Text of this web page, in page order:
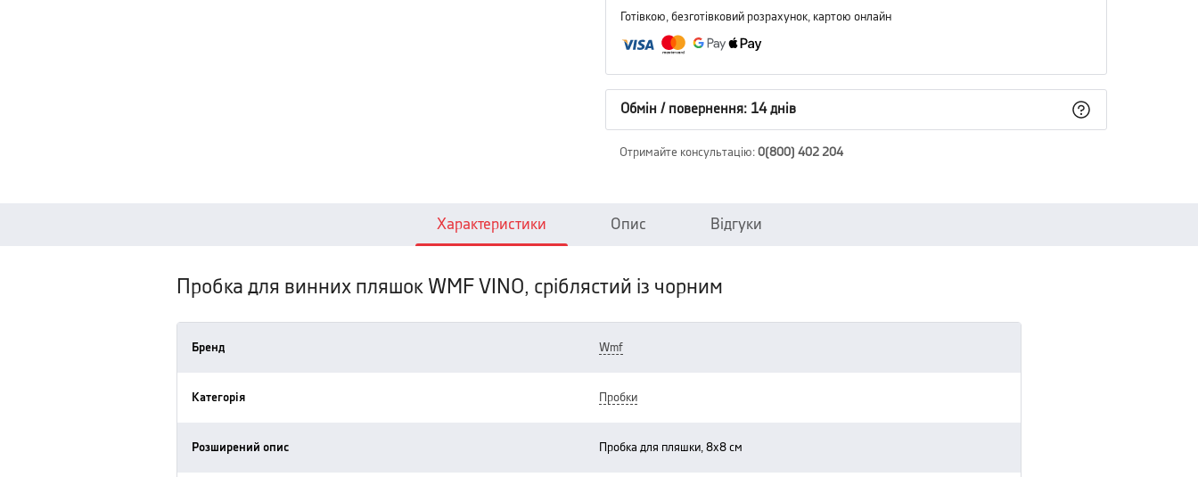
Готівкою, безготівковий розрахунок, картою онлайн
Обмін / повернення: 14 днів
Отримайте консультацію: 0(800) 402 204
Характеристики Опис Відгуки
Пробка для винних пляшок WMF VINO, сріблястий із чорним
Бренд wmf
Категорія пробки
Розширений опис пробка для пляшки, 8х8 см